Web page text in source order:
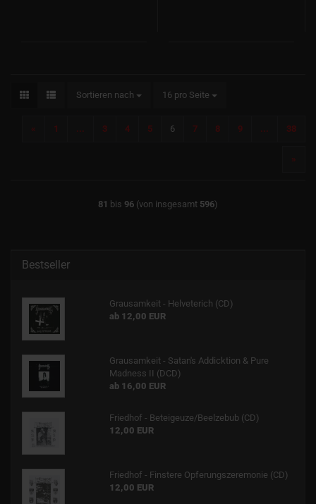
Sortieren nach
Sortieren nach 16 pro Seite
pro Seite
« 1 ... 3 4 5 6 7 8 9 ... 38
»
81 bis 96 (von insgesamt 596)
Bestseller
Grausamkeit - Helveterich (CD)
ab 12,00 EUR
Grausamkeit - Satan's Addicktion & Pure
Madness II (DCD)
ab 16,00 EUR
Friedhof - Beteigeuze/Beelzebub (CD)
12,00 EUR
Friedhof - Finstere Opferungszeremonie (CD)
12,00 EUR